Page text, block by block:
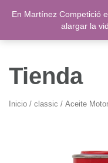
Tienda
Inicio / classic / Aceite
En Martínez Competició
alargar la